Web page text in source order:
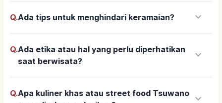
Q.Ada tips untuk menghindari keramaian? keyboard_arrow_down
Q.Ada etika atau hal yang perlu diperhatikan
saat berwisata?
keyboard_arrow_down
Q.Apa kuliner khas atau street food Tsuwano
keyboard_arrow_down